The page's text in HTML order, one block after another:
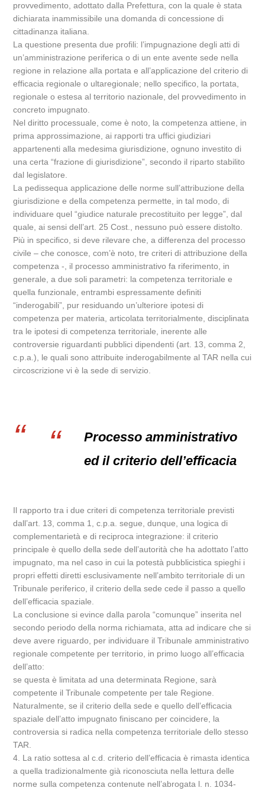
provvedimento, adottato dalla Prefettura, con la quale è stata
dichiarata inammissibile una domanda di concessione di
cittadinanza italiana.
La questione presenta due profili: l’impugnazione degli atti di
un’amministrazione periferica o di un ente avente sede nella
regione in relazione alla portata e all’applicazione del criterio di
efficacia regionale o ultaregionale; nello specifico, la portata,
regionale o estesa al territorio nazionale, del provvedimento in
concreto impugnato.
Nel diritto processuale, come è noto, la competenza attiene, in
prima approssimazione, ai rapporti tra uffici giudiziari
appartenenti alla medesima giurisdizione, ognuno investito di
una certa “frazione di giurisdizione”, secondo il riparto stabilito
dal legislatore.
La pedissequa applicazione delle norme sull’attribuzione della
giurisdizione e della competenza permette, in tal modo, di
individuare quel “giudice naturale precostituito per legge”, dal
quale, ai sensi dell’art. 25 Cost., nessuno può essere distolto.
Più in specifico, si deve rilevare che, a differenza del processo
civile – che conosce, com’è noto, tre criteri di attribuzione della
competenza -, il processo amministrativo fa riferimento, in
generale, a due soli parametri: la competenza territoriale e
quella funzionale, entrambi espressamente definiti
“inderogabili”, pur residuando un’ulteriore ipotesi di
competenza per materia, articolata territorialmente, disciplinata
tra le ipotesi di competenza territoriale, inerente alle
controversie riguardanti pubblici dipendenti (art. 13, comma 2,
c.p.a.), le quali sono attribuite inderogabilmente al TAR nella cui
circoscrizione vi è la sede di servizio.
Processo amministrativo
ed il criterio dell’efficacia
Il rapporto tra i due criteri di competenza territoriale previsti
dall’art. 13, comma 1, c.p.a. segue, dunque, una logica di
complementarietà e di reciproca integrazione: il criterio
principale è quello della sede dell’autorità che ha adottato l’atto
impugnato, ma nel caso in cui la potestà pubblicistica spieghi i
propri effetti diretti esclusivamente nell’ambito territoriale di un
Tribunale periferico, il criterio della sede cede il passo a quello
dell’efficacia spaziale.
La conclusione si evince dalla parola “comunque” inserita nel
secondo periodo della norma richiamata, atta ad indicare che si
deve avere riguardo, per individuare il Tribunale amministrativo
regionale competente per territorio, in primo luogo all’efficacia
dell’atto:
se questa è limitata ad una determinata Regione, sarà
competente il Tribunale competente per tale Regione.
Naturalmente, se il criterio della sede e quello dell’efficacia
spaziale dell’atto impugnato finiscano per coincidere, la
controversia si radica nella competenza territoriale dello stesso
TAR.
4. La ratio sottesa al c.d. criterio dell’efficacia è rimasta identica
a quella tradizionalmente già riconosciuta nella lettura delle
norme sulla competenza contenute nell’abrogata l. n. 1034-